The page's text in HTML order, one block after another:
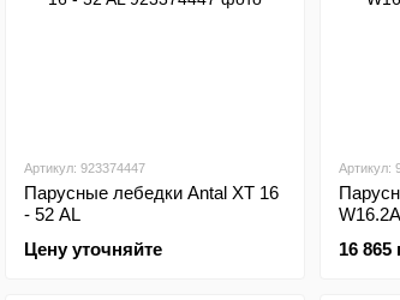
Артикул: 923374447
Парусные лебедки Antal XT 16
- 52 AL
Цену уточняйте
Артикул:
16 865